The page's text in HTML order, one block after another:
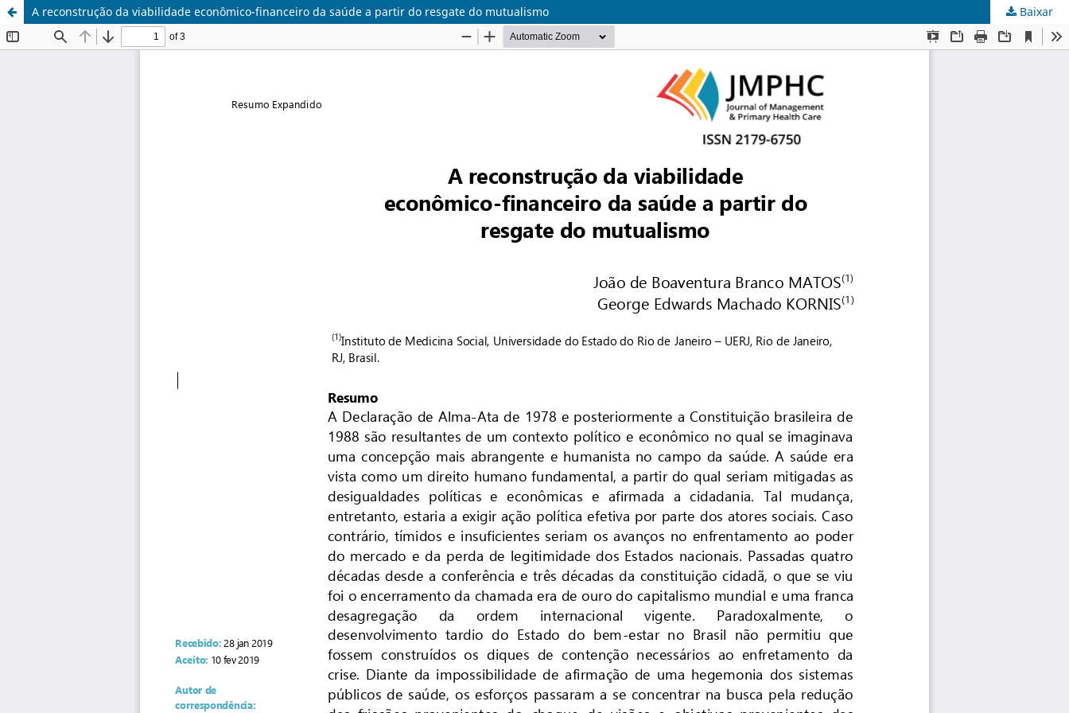
A reconstrução da viabilidade econômico-financeiro da saúde a partir do resgate do mutualismo Baixar